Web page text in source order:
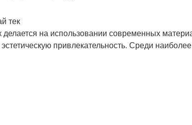
тек
делается на использовании современных
эстетическую привлекательность. Среди